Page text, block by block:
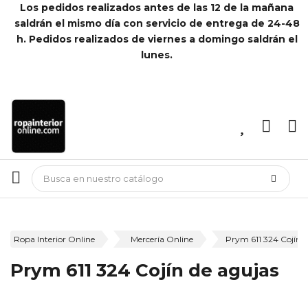
Los pedidos realizados antes de las 12 de la mañana
saldrán el mismo día con servicio de entrega de 24-48
h. Pedidos realizados de viernes a domingo saldrán el
lunes.
Ropa Interior Online Mercería Online Prym 611 324 Cojín
Prym 611 324 Cojín de agujas